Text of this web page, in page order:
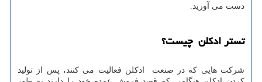
دست می آورید.
تستر ادکلن چیست؟
شرکت هایی که در صنعت ادکلن فعالیت می کنند، پس از تولید